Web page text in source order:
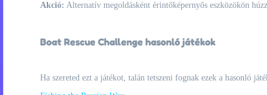
Akció: Alternatív megoldásként érintőképernyős eszközökön
Boat Rescue Challenge hasonló játékok
Ha szereted ezt a játékot, talán tetszeni fognak ezek a hasonló